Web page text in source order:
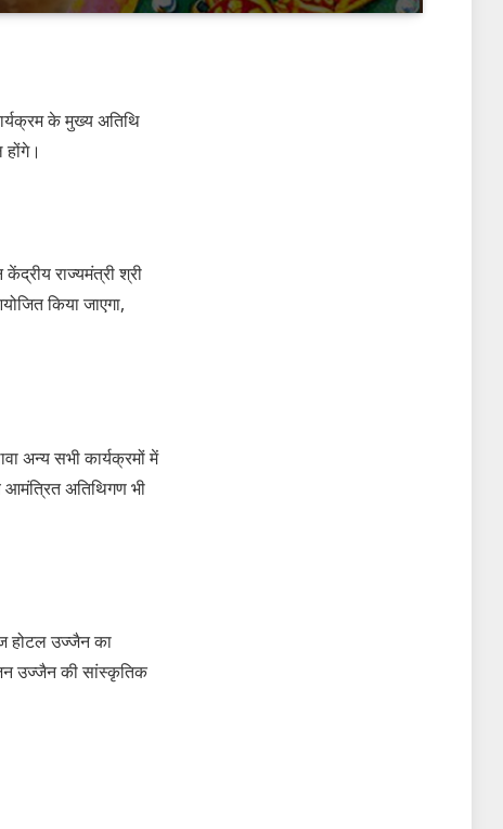
के मुख्य अतिथि
होंगे।
राज्यमंत्री श्री
किया जाएगा,
अन्य सभी कार्यक्रमों में
आमंत्रित अतिथिगण भी
होटल उज्जैन का
उज्जैन की सांस्कृतिक